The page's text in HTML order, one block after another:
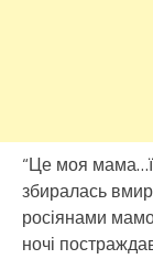
“Це моя
збиралась
росіянами
ночі